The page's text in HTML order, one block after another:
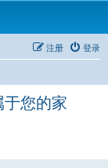
登录
注册
您的家